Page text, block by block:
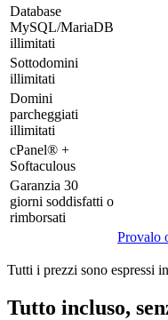
Database
MySQL/MariaDB
illimitati
Sottodomini
illimitati
Domini
parcheggiati
illimitati
cPanel® +
Softaculous
Garanzia 30
giorni soddisfatti o
rimborsati
Provalo
Tutti i prezzi sono espressi
Tutto incluso,